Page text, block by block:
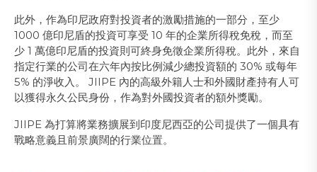
此外，作為印尼政府對投資者的激勵措施的一部分，至少
1000 億印尼盾的投資可享受 10 年的企業所得稅免稅，而至
少 1 萬億印尼盾的投資則可終身免徵企業所得稅。此外，來自
指定行業的公司在六年內按比例減少總投資額的 30% 或每年
5% 的淨收入。 JIIPE 內的高級外籍人士和外國財產持有人可
以獲得永久公民身份，作為對外國投資者的額外獎勵。
JIIPE 為打算將業務擴展到印度尼西亞的公司提供了一個具有
戰略意義且前景廣闊的行業位置。